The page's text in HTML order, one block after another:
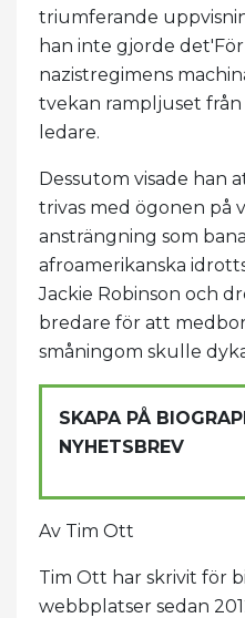
triumferande
han inte gjorde
nazistregimens
tvekan rampljuset
ledare.
Dessutom visade han
trivas med ögonen på
ansträngning som
afroamerikanska
Jackie Robinson och
bredare för att
småningom skulle
SKAPA PÅ
NYHETSBREV
Av Tim Ott
Tim Ott har skrivit för
webbplatser sedan